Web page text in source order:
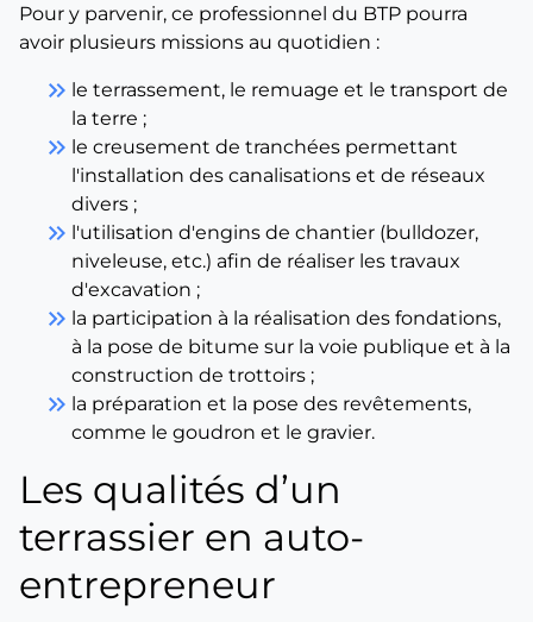
Pour y parvenir, ce professionnel du BTP pourra
avoir plusieurs missions au quotidien :
keyboard_double_arrow_right le terrassement, le remuage et le transport de
la terre ;
keyboard_double_arrow_right le creusement de tranchées permettant
l'installation des canalisations et de réseaux
divers ;
keyboard_double_arrow_right l'utilisation d'engins de chantier (bulldozer,
niveleuse, etc.) afin de réaliser les travaux
d'excavation ;
keyboard_double_arrow_right la participation à la réalisation des fondations,
à la pose de bitume sur la voie publique et à la
construction de trottoirs ;
keyboard_double_arrow_right la préparation et la pose des revêtements,
comme le goudron et le gravier.
Les qualités d’un
terrassier en auto-
entrepreneur